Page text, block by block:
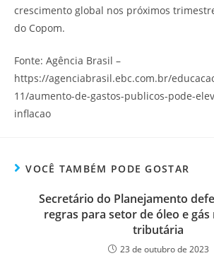
crescimento global nos próximos
do Copom.
Fonte: Agência Brasil –
https://agenciabrasil.ebc.com.br/
11/aumento-de-gastos-publicos-pode-
inflacao
VOCÊ TAMBÉM PODE GOSTAR
Secretário do Planejamento
regras para setor de óleo e
tributária
23 de outubro de 2023